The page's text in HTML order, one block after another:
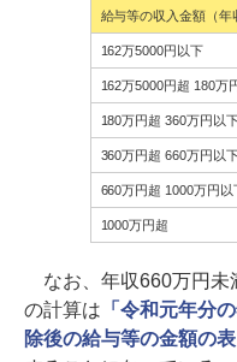
給与等の収入金額（年
162万5000円以下
162万5000円超 180万
180万円超 360万円以
360万円超 660万円以
660万円超 1000万円以
1000万円超
なお、年収660万円未
の計算は 「令和元年分
除後の給与等の金額の表